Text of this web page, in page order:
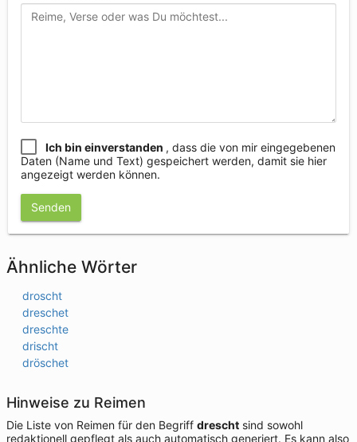
Ich bin einverstanden , dass die von mir eingegebenen
Daten (Name und Text) gespeichert werden, damit sie hier
angezeigt werden können.
Senden
Ähnliche Wörter
droscht
dreschet
dreschte
drischt
dröschet
Hinweise zu Reimen
Die Liste von Reimen für den Begriff drescht sind sowohl
redaktionell gepflegt als auch automatisch generiert. Es kann also